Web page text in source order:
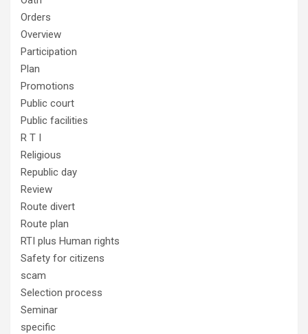
Orders
Overview
Participation
Plan
Promotions
Public court
Public facilities
R T I
Religious
Republic day
Review
Route divert
Route plan
RTI plus Human rights
Safety for citizens
scam
Selection process
Seminar
specific